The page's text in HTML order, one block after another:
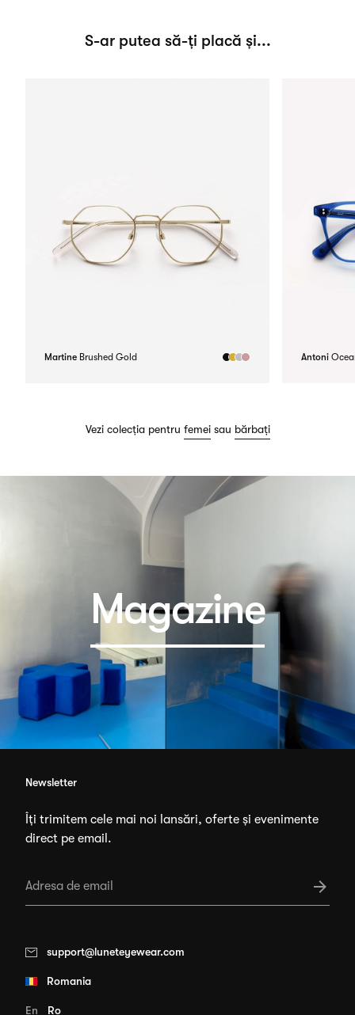
S-ar putea să-ți placă și...
Martine Brushed Gold Antoni
Vezi colecția pentru femei sau bărbați
Magazine
Newsletter
Îți trimitem cele mai noi lansări, oferte și evenimente
direct pe email.
support@luneteyewear.com
Romania
En Ro